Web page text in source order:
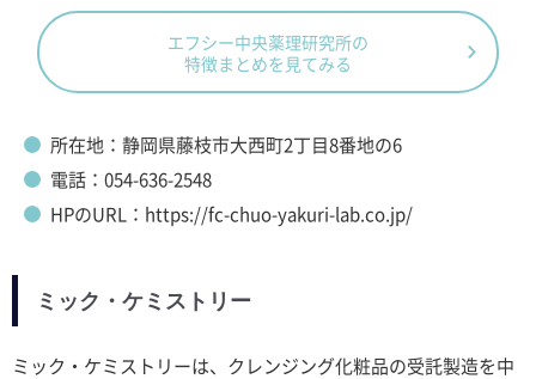
エフシー中央薬理研究所の
特徴まとめを見てみる
所在地：静岡県藤枝市大西町2丁目8番地の6
電話：054-636-2548
HPのURL：https://fc-chuo-yakuri-lab.co.jp/
ミック・ケミストリー
ミック・ケミストリーは、クレンジング化粧品の受託製造を中